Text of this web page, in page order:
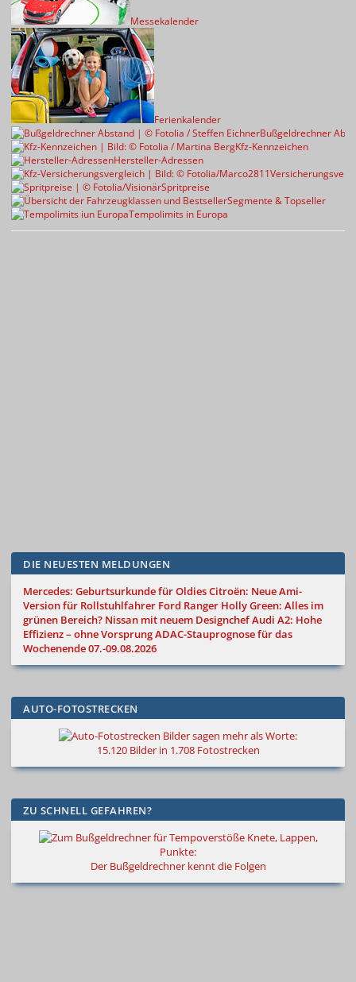
Messekalender
Ferienkalender
Bußgeldrechner
Kfz-Kennzeichen
Hersteller-Adressen
Spritpreise
Segmente & Topseller
Tempolimits in Europa
DIE NEUESTEN MELDUNGEN
Mercedes: Geburtsurkunde für OldiesCitroën: Neue Ami-
Version für Rollstuhlfahrer Ford Ranger Holly Green: Alles im
grünen Bereich? Nissan mit neuem DesignchefAudi A2: Hohe
Effizienz – ohne VorsprungADAC-Stauprognose für das
Wochenende 07.-09.08.2026
AUTO-FOTOSTRECKEN
Bilder sagen mehr als Worte:
15.120 Bilder in 1.708 Fotostrecken
ZU SCHNELL GEFAHREN?
Knete, Lappen,
Punkte:
Der Bußgeldrechner kennt die Folgen